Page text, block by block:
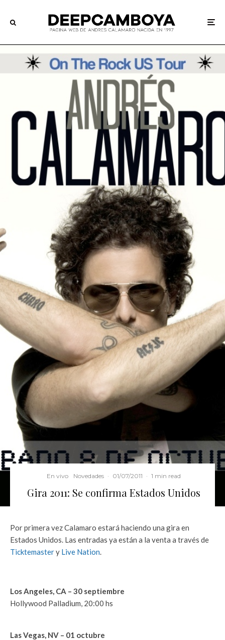
En vivo Novedades · 01/07/2011 · 1 min read
Gira 2011: Se confirma Estados Unidos
Por primera vez Calamaro estará haciendo una gira en
Estados Unidos. Las entradas ya están a la venta a través de
Ticktemastery Live Nation.
Los Angeles, CA – 30 septiembre
Hollywood Palladium, 20:00 hs
Las Vegas, NV – 01 octubre